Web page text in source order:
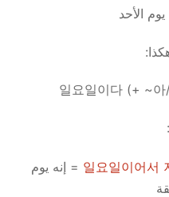
الأحد
일요일이다 (+ ~
일요일이어서 = إنه يوم